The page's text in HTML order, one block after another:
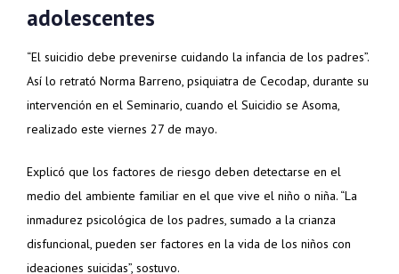
adolescentes
“El suicidio debe prevenirse cuidando la infancia de los padres”.
Así lo retrató Norma Barreno, psiquiatra de Cecodap, durante su
intervención en el Seminario, cuando el Suicidio se Asoma,
realizado este viernes 27 de mayo.
Explicó que los factores de riesgo deben detectarse en el
medio del ambiente familiar en el que vive el niño o niña. “La
inmadurez psicológica de los padres, sumado a la crianza
disfuncional, pueden ser factores en la vida de los niños con
ideaciones suicidas”, sostuvo.